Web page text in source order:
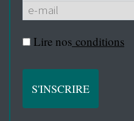
Lire nos conditions